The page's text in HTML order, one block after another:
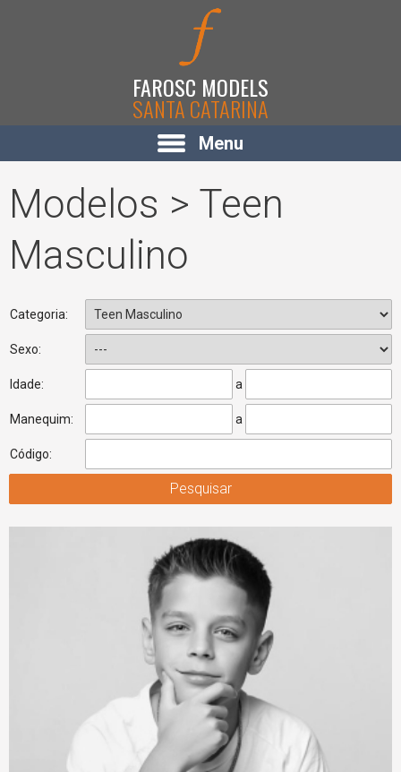
FAROSC MODELS
SANTA CATARINA
Menu
Modelos > Teen
Masculino
Categoria:
Sexo:
Idade: a
Manequim: a
Código: